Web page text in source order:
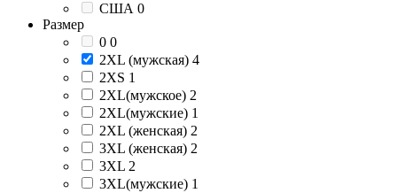
США 0
Размер
0 0
2XL (мужская) 4
2XS 1
2XL(мужское) 2
2XL(мужские) 1
2XL (женская) 2
3XL (женская) 2
3XL 2
3XL(мужские) 1